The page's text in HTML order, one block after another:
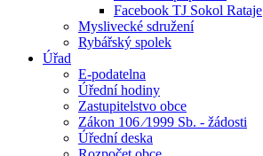
Facebook TJ Sokol Rataje
Myslivecké sdružení
Rybářský spolek
Úřad
E-podatelna
Úřední hodiny
Zastupitelstvo obce
Zákon 106 ⁄1999 Sb. - žádosti
Úřední deska